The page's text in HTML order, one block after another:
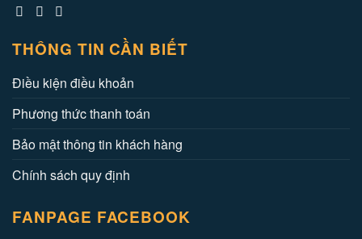
THÔNG TIN CẦN BIẾT
Điều kiện điều khoản
Phương thức thanh toán
Bảo mật thông tin khách hàng
Chính sách quy định
FANPAGE FACEBOOK